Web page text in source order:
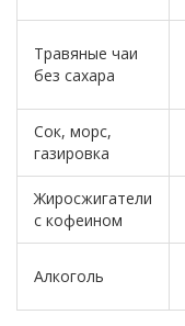
Травяные чаи
без сахара
Сок, морс,
газировка
Жиросжигатели
с кофеином
Алкоголь